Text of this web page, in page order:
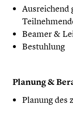
Ausreichend
Beamer &
Bestuhlung
​Planung &
Planung des